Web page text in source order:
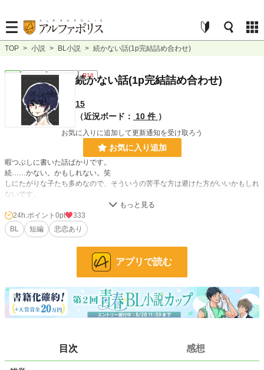
TOP > 小説 > BL小説 > 続かない話(1p完結詰め合わせ)
連載中 ｼｮｰﾄｼｮｰﾄ R18
続かない話(1p完結詰め合わせ)
15
（近況ボード：
10 件 ）
お気に入りに追加して更新通知を受け取ろう
お気に入り追加
暇つぶしに書いた話ばかりです。
続……かない。かもしれない。笑
しにたがりな子たち多めなので、そういうの苦手な方は避けた方がいいかもしれ
ないです。
そんな描写は出てきませんがひたすらしにたいしにたいって言ってます。
ハッピーエンド、殆どありません。不憫な子たちがたくさんです。
好きだけど書けないっていうのが事実なんですが。
ここ何年もちゃんと書いてないので、リハビリがてらにちょいちょい投稿しよう
と思って…ちまちま書いてたものを取り敢えず消化します。
一応R指定しときます。(雑)
好きなだけです。笑
24h.ポイント 0pt
333
BL
短編 悲恋あり
アプリで読む
目次 感想